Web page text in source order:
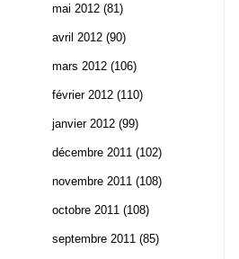
mai 2012 (81)
avril 2012 (90)
mars 2012 (106)
février 2012 (110)
janvier 2012 (99)
décembre 2011 (102)
novembre 2011 (108)
octobre 2011 (108)
septembre 2011 (85)